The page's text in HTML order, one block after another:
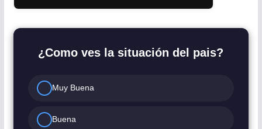
¿Como ves la situación del pais?
Muy Buena
Buena